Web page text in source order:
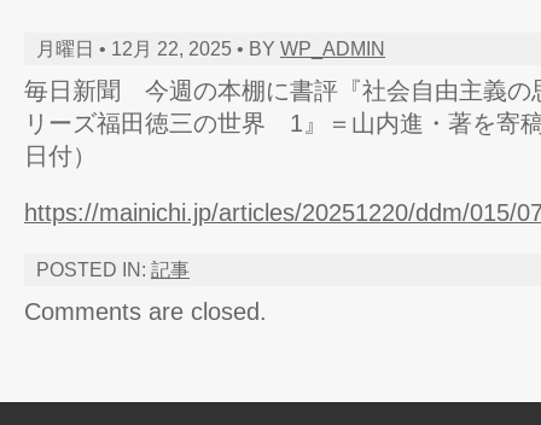
月曜日 • 12月 22, 2025 • BY WP_ADMIN
毎日新聞 今週の本棚に書評『社会自由主義
リーズ福田徳三の世界 1』＝山内進・著を寄
日付）
https://mainichi.jp/articles/20251220/ddm/015/
POSTED IN: 記事
Comments are closed.